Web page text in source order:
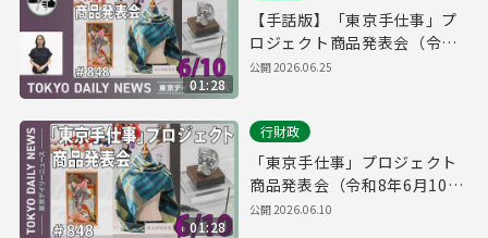
01:28
【手話版】「東京手仕事」プ
ロジェクト商品発表会（令和8
年6月10日 東京デイリーニュ
公開2026.06.25
01:28
行財政
「東京手仕事」プロジェクト
商品発表会（令和8年6月10日
東京デイリーニュース
公開2026.06.10